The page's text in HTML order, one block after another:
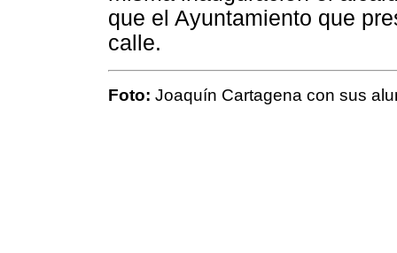
que el Ayuntamiento que
calle.
Foto: Joaquín Cartagena con sus